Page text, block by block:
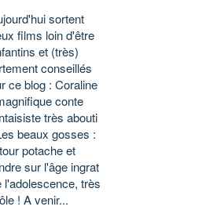
sortent
films loin d'être
et (très)
conseillés
ce blog : Coraline
conte
très abouti
beaux gosses :
potache et
sur l'âge ingrat
l'adolescence, très
! A venir...